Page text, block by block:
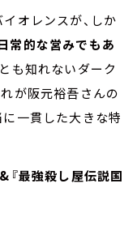
オレンスが、しか
常的な営みでもあ
も知れないダーク
が阪元裕吾さんの
一貫した大きな特
『最強殺し屋伝説国